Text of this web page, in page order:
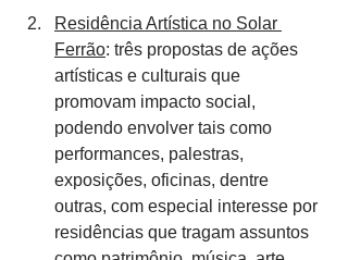
Residência Artística no Solar
Ferrão: três propostas de ações
artísticas e culturais que
promovam impacto social,
podendo envolver tais como
performances, palestras,
exposições, oficinas, dentre
outras, com especial interesse por
residências que tragam assuntos